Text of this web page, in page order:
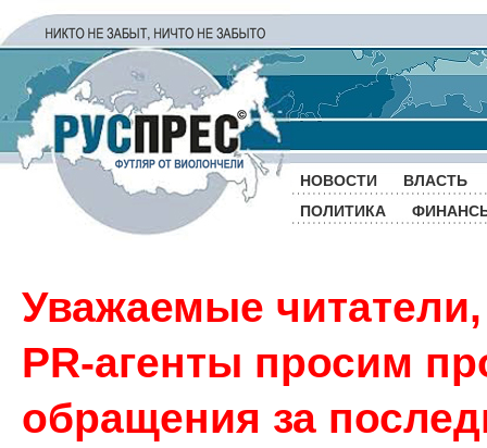
НОВОСТИ
ВЛАСТЬ
ПОЛИТИКА
Уважаемые
PR-агенты просим
обращения за